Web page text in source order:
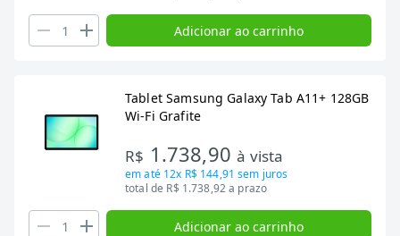
Adicionar ao carrinho
Tablet Samsung Galaxy Tab A11+ 128GB
Wi-Fi Grafite
R$ 1.738,90à vista
em até 12x R$ 144,91 sem juros
total de R$ 1.738,92 a prazo
Adicionar ao carrinho